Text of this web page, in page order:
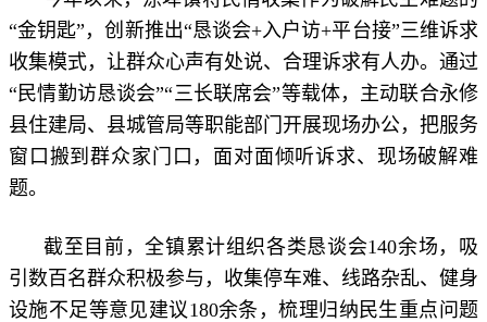
“金钥匙”，创新推出“恳谈会+入户访+平台接”三维诉求
收集模式，让群众心声有处说、合理诉求有人办。通过
“民情勤访恳谈会”“三长联席会”等载体，主动联合永修
县住建局、县城管局等职能部门开展现场办公，把服务
窗口搬到群众家门口，面对面倾听诉求、现场破解难
题。
截至目前，全镇累计组织各类恳谈会140余场，吸
引数百名群众积极参与，收集停车难、线路杂乱、健身
设施不足等意见建议180余条，梳理归纳民生重点问题